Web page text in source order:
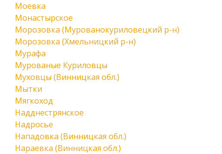
Моевка
Монастырское
Морозовка (Мурованокуриловецкий р-н)
Морозовка (Хмельницкий р-н)
Мурафа
Мурованые Куриловцы
Муховцы (Винницкая обл.)
Мытки
Мягкоход
Надднестрянское
Надросье
Нападовка (Винницкая обл.)
Нараевка (Винницкая обл.)